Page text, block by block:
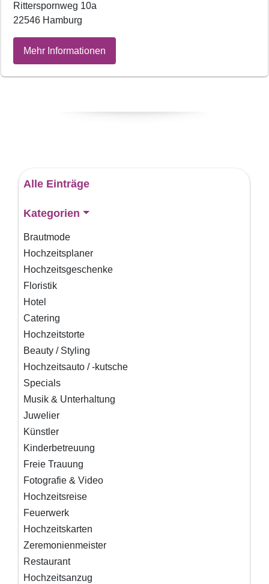
Ritterspornweg 10a
22546 Hamburg
Mehr Informationen
Alle Einträge
Kategorien
Brautmode
Hochzeitsplaner
Hochzeitsgeschenke
Floristik
Hotel
Catering
Hochzeitstorte
Beauty / Styling
Hochzeitsauto / -kutsche
Specials
Musik & Unterhaltung
Juwelier
Künstler
Kinderbetreuung
Freie Trauung
Fotografie & Video
Hochzeitsreise
Feuerwerk
Hochzeitskarten
Zeremonienmeister
Restaurant
Hochzeitsanzug